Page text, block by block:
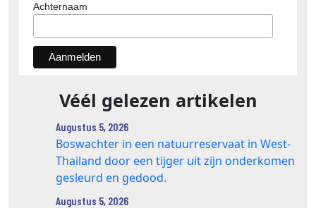
Achternaam
Véél gelezen artikelen
Augustus 5, 2026
Boswachter in een natuurreservaat in West-
Thailand door een tijger uit zijn onderkomen
gesleurd en gedood.
Augustus 5, 2026